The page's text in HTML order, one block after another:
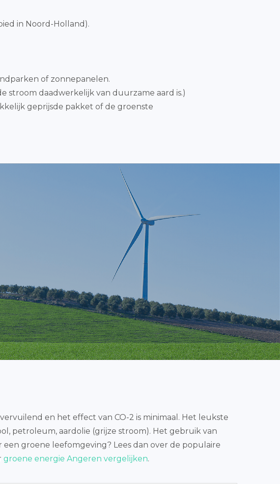
in Noord-Holland).
of zonnepanelen.
stroom daadwerkelijk van duurzame aard is.)
geprijsde pakket of de groenste
en het effect van CO-2 is minimaal. Het leukste
petroleum, aardolie (grijze stroom). Het gebruik van
groene leefomgeving? Lees dan over de populaire
groene energie Angeren vergelijken.